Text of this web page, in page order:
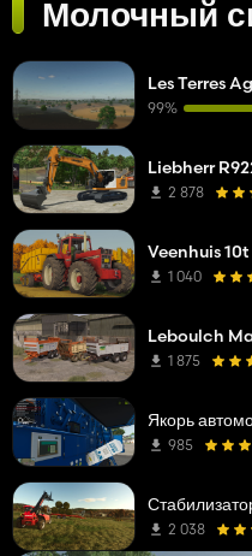
Молочный
Les Terres
99%
Liebherr
2 878
Veenhuis 10t
1 040
Leboulch
1 875
Якорь
985
2 038